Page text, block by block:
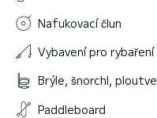
Nafukovací člun
Vybavení pro rybaření
Brýle, šnorchl, ploutve
Paddleboard